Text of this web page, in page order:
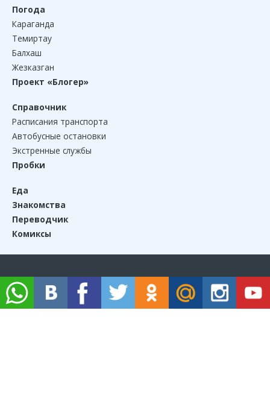
Погода
Караганда
Темиртау
Балхаш
Жезказган
Проект «Блогер»
Справочник
Расписания транспорта
Автобусные остановки
Экстренные службы
Пробки
Еда
Знакомства
Переводчик
Комиксы